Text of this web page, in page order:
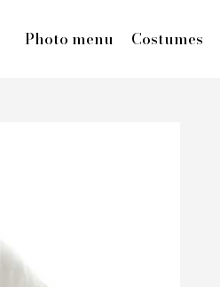
Photo menu Costumes